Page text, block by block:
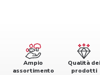
Ampio
assortimento
Qualità dei
prodotti